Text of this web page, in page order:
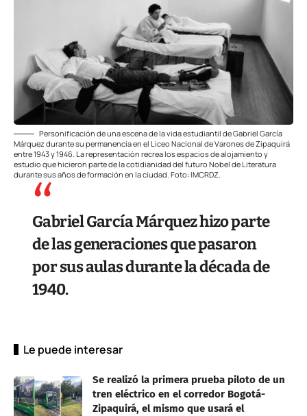
Personificación de una escena de la vida estudiantil de Gabriel García
Márquez durante su permanencia en el Liceo Nacional de Varones de Zipaquirá
entre 1943 y 1946. La representación recrea los espacios de alojamiento y
estudio que hicieron parte de la cotidianidad del futuro Nobel de Literatura
durante sus años de formación en la ciudad. Foto: IMCRDZ.
Gabriel García Márquez hizo parte
de las generaciones que pasaron
por sus aulas durante la década de
1940.
Le puede interesar
Se realizó la primera prueba piloto de un
tren eléctrico en el corredor Bogotá-
Zipaquirá, el mismo que usará el